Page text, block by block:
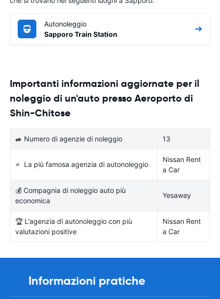
Autonoleggio
Sapporo Train Station
Importanti informazioni aggiornate per il
noleggio di un'auto presso Aeroporto di
Shin-Chitose
🚙 Numero di agenzie di noleggio 13
⭐ La più famosa agenzia di autonoleggio
Nissan Rent
a Car
💰 Compagnia di noleggio auto più
economica
Yesaway
🏆 L'agenzia di autonoleggio con più
valutazioni positive
Nissan Rent
a Car
Informazioni pratiche